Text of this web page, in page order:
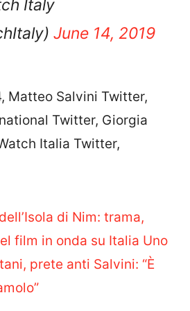
Italy
June 14, 2019
Matteo Salvini Twitter,
Twitter, Giorgia
Italia Twitter,
di Nim: trama,
film in onda su Italia Uno
prete anti Salvini: “È